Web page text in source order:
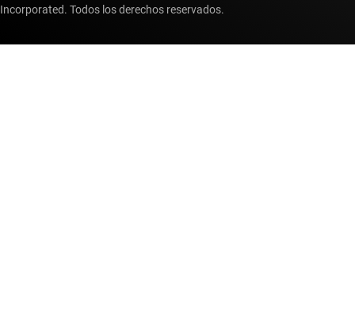
Incorporated. Todos los derechos reservados.